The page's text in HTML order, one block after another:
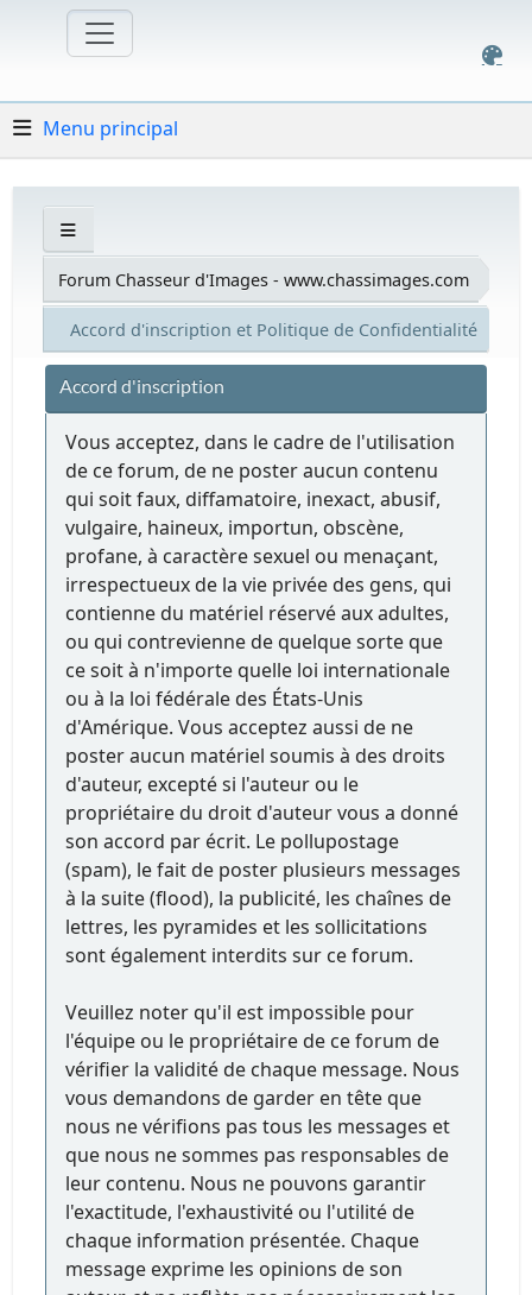
Menu principal
Forum Chasseur d'Images - www.chassimages.com
Accord d'inscription et Politique de Confidentialité
Accord d'inscription
Vous acceptez, dans le cadre de l'utilisation
de ce forum, de ne poster aucun contenu
qui soit faux, diffamatoire, inexact, abusif,
vulgaire, haineux, importun, obscène,
profane, à caractère sexuel ou menaçant,
irrespectueux de la vie privée des gens, qui
contienne du matériel réservé aux adultes,
ou qui contrevienne de quelque sorte que
ce soit à n'importe quelle loi internationale
ou à la loi fédérale des États-Unis
d'Amérique. Vous acceptez aussi de ne
poster aucun matériel soumis à des droits
d'auteur, excepté si l'auteur ou le
propriétaire du droit d'auteur vous a donné
son accord par écrit. Le pollupostage
(spam), le fait de poster plusieurs messages
à la suite (flood), la publicité, les chaînes de
lettres, les pyramides et les sollicitations
sont également interdits sur ce forum.
Veuillez noter qu'il est impossible pour
l'équipe ou le propriétaire de ce forum de
vérifier la validité de chaque message. Nous
vous demandons de garder en tête que
nous ne vérifions pas tous les messages et
que nous ne sommes pas responsables de
leur contenu. Nous ne pouvons garantir
l'exactitude, l'exhaustivité ou l'utilité de
chaque information présentée. Chaque
message exprime les opinions de son